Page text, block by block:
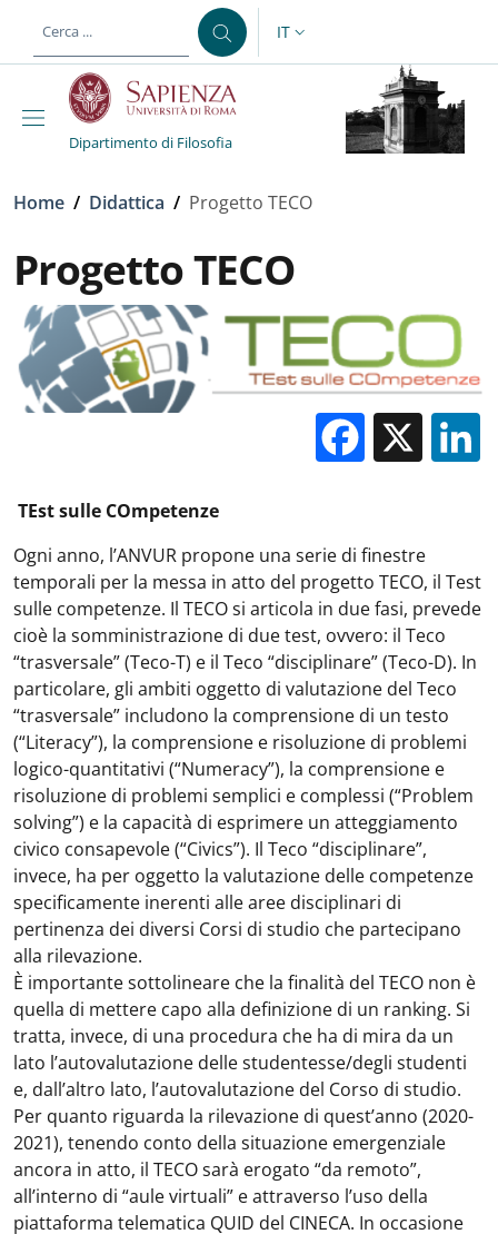
al contenuto principale
SELETTORE LINGUA:
IT
Dipartimento di Filosofia
Briciole di pane
Home / Didattica / Progetto TECO
Progetto TECO
X
TEst sulle COmpetenze
Ogni anno, l’ANVUR propone una serie di finestre
temporali per la messa in atto del progetto TECO, il Test
sulle competenze. Il TECO si articola in due fasi, prevede
cioè la somministrazione di due test, ovvero: il Teco
“trasversale” (Teco-T) e il Teco “disciplinare” (Teco-D). In
particolare, gli ambiti oggetto di valutazione del Teco
“trasversale” includono la comprensione di un testo
(“Literacy”), la comprensione e risoluzione di problemi
logico-quantitativi (“Numeracy”), la comprensione e
risoluzione di problemi semplici e complessi (“Problem
solving”) e la capacità di esprimere un atteggiamento
civico consapevole (“Civics”). Il Teco “disciplinare”,
invece, ha per oggetto la valutazione delle competenze
specificamente inerenti alle aree disciplinari di
pertinenza dei diversi Corsi di studio che partecipano
alla rilevazione.
È importante sottolineare che la finalità del TECO non è
quella di mettere capo alla definizione di un ranking. Si
tratta, invece, di una procedura che ha di mira da un
lato l’autovalutazione delle studentesse/degli studenti
e, dall’altro lato, l’autovalutazione del Corso di studio.
Per quanto riguarda la rilevazione di quest’anno (2020-
2021), tenendo conto della situazione emergenziale
ancora in atto, il TECO sarà erogato “da remoto”,
all’interno di “aule virtuali” e attraverso l’uso della
piattaforma telematica QUID del CINECA. In occasione